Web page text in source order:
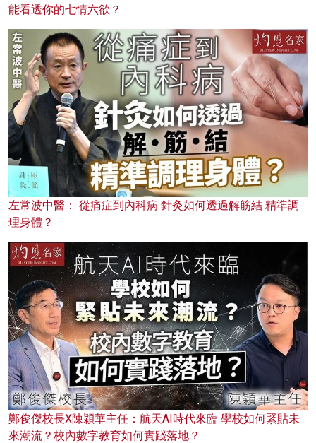
能看透你的七情六欲？
左常波中醫： 從痛症到內科病 針灸如何透過解筋結 精準調
理身體？
鄭俊傑校長X陳穎華主任：航天AI時代來臨 學校如何緊貼未
來潮流？校內數字教育如何實踐落地？